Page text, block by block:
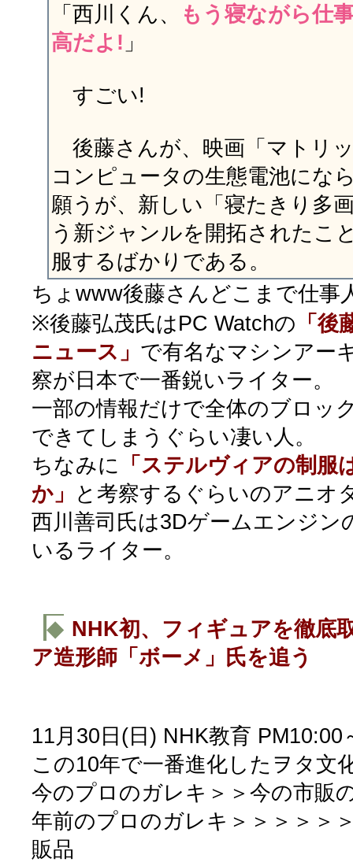
「西川くん、
もう寝ながら仕
高だよ! 」
すごい!
後藤さんが、映画「マトリ
コンピュータの生態電池にな
願うが、新しい「寝たきり多
う新ジャンルを開拓されたこ
服するばかりである。
ちょwww後藤さんどこまで仕事
※後藤弘茂氏はPC Watchの 「
ニュース」 で有名なマシンアー
察が日本で一番鋭いライター。
一部の情報だけで全体のブロッ
できてしまうぐらい凄い人。
ちなみに
「ステルヴィアの制服
か」
と考察するぐらいのアニオ
西川善司氏は3Dゲームエンジン
いるライター。
◆ NHK初、フィギュアを徹底
ア造形師「ボーメ」氏を追う
11月30日(日) NHK教育 PM10:00
この10年で一番進化したヲタ文
今のプロのガレキ＞＞今の市販
年前のプロのガレキ＞＞＞＞＞
販品